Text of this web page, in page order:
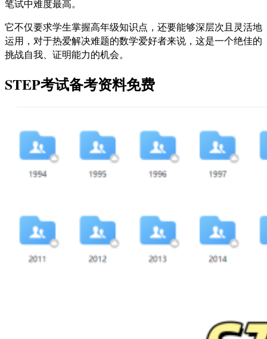
笔试中难度最高。
它不仅要求学生掌握高年级知识点，还要能够深层次且灵活地
运用，对于热爱解决难题的数学爱好者来说，这是一个绝佳的
挑战自我、证明能力的机会。
STEP考试备考资料免费